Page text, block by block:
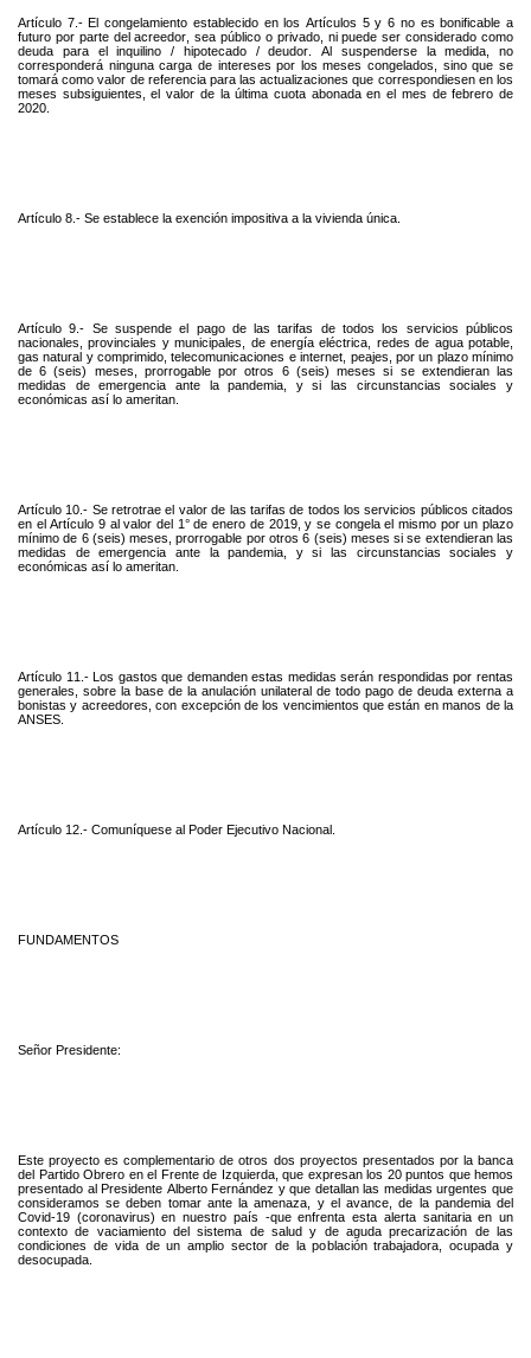
Artículo 7.- El congelamiento establecido en los Artículos 5 y 6 no es bonificable a
futuro por parte del acreedor, sea público o privado, ni puede ser considerado como
deuda para el inquilino / hipotecado / deudor. Al suspenderse la medida, no
corresponderá ninguna carga de intereses por los meses congelados, sino que se
tomará como valor de referencia para las actualizaciones que correspondiesen en los
meses subsiguientes, el valor de la última cuota abonada en el mes de febrero de
2020.
Artículo 8.- Se establece la exención impositiva a la vivienda única.
Artículo 9.- Se suspende el pago de las tarifas de todos los servicios públicos
nacionales, provinciales y municipales, de energía eléctrica, redes de agua potable,
gas natural y comprimido, telecomunicaciones e internet, peajes, por un plazo mínimo
de 6 (seis) meses, prorrogable por otros 6 (seis) meses si se extendieran las
medidas de emergencia ante la pandemia, y si las circunstancias sociales y
económicas así lo ameritan.
Artículo 10.- Se retrotrae el valor de las tarifas de todos los servicios públicos citados
en el Artículo 9 al valor del 1° de enero de 2019, y se congela el mismo por un plazo
mínimo de 6 (seis) meses, prorrogable por otros 6 (seis) meses si se extendieran las
medidas de emergencia ante la pandemia, y si las circunstancias sociales y
económicas así lo ameritan.
Artículo 11.- Los gastos que demanden estas medidas serán respondidas por rentas
generales, sobre la base de la anulación unilateral de todo pago de deuda externa a
bonistas y acreedores, con excepción de los vencimientos que están en manos de la
ANSES.
Artículo 12.- Comuníquese al Poder Ejecutivo Nacional.
FUNDAMENTOS
Señor Presidente:
Este proyecto es complementario de otros dos proyectos presentados por la banca
del Partido Obrero en el Frente de Izquierda, que expresan los 20 puntos que hemos
presentado al Presidente Alberto Fernández y que detallan las medidas urgentes que
consideramos se deben tomar ante la amenaza, y el avance, de la pandemia del
Covid-19 (coronavirus) en nuestro país -que enfrenta esta alerta sanitaria en un
contexto de vaciamiento del sistema de salud y de aguda precarización de las
condiciones de vida de un amplio sector de la población trabajadora, ocupada y
desocupada.